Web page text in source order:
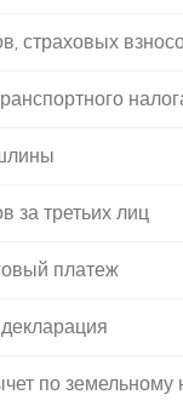
страховых
за третьих лиц
платеж
по земельному